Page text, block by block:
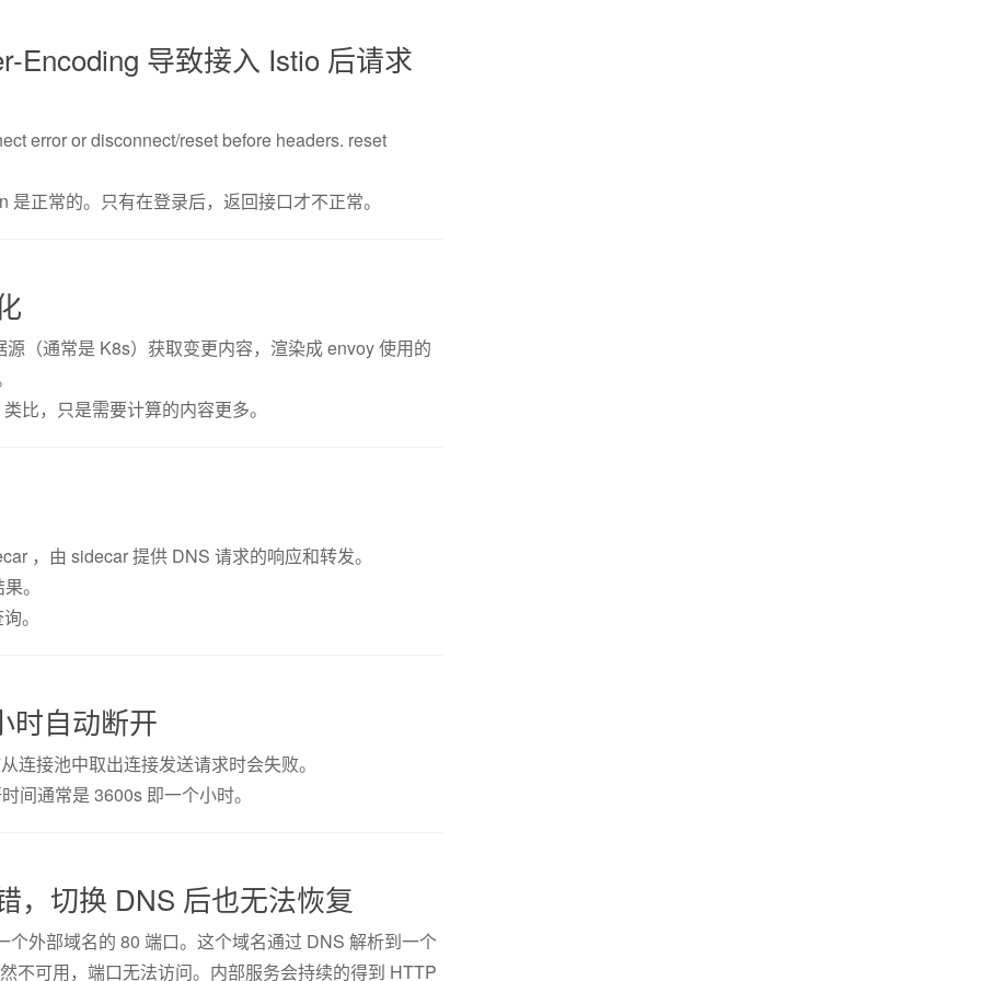
Encoding 导致接入 Istio 后请求
error or disconnect/reset before headers. reset
正常的。只有在登录后，返回接口才不正常。
（通常是 K8s）获取变更内容，渲染成 envoy 使用的
比，只是需要计算的内容更多。
，由 sidecar 提供 DNS 请求的响应和转发。
。
。
时自动断开
连接池中取出连接发送请求时会失败。
间通常是 3600s 即一个小时。
，切换 DNS 后也无法恢复
外部域名的 80 端口。这个域名通过 DNS 解析到一个
不可用，端口无法访问。内部服务会持续的得到 HTTP